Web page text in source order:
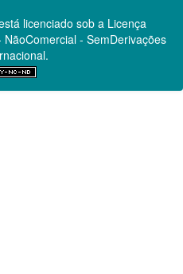
licenciado sob a Licença
- SemDerivações